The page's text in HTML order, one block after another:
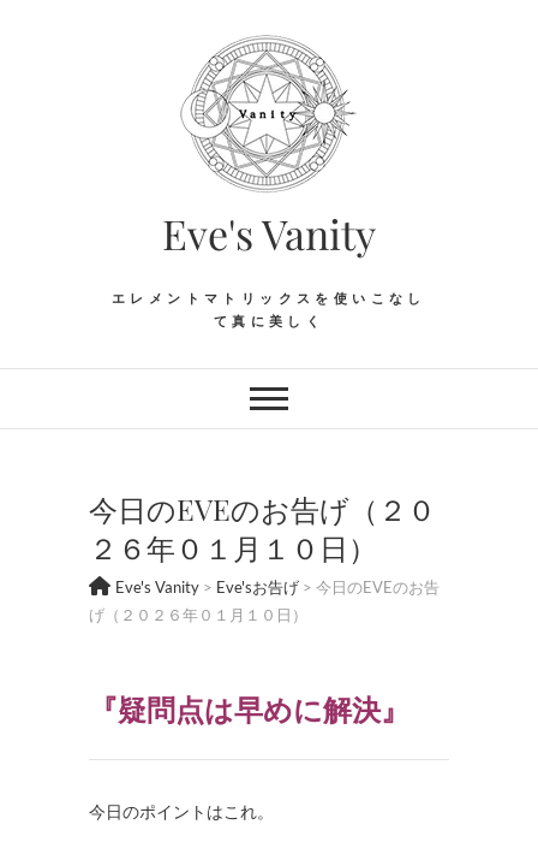
Eve's Vanity
エレメントマトリックスを使いこなし
て真に美しく
今日のEVEのお告げ（２０
２６年０１月１０日）
Eve's Vanity > Eve'sお告げ > 今日のEVEのお告
げ（２０２６年０１月１０日）
『疑問点は早めに解決』
今日のポイントはこれ。